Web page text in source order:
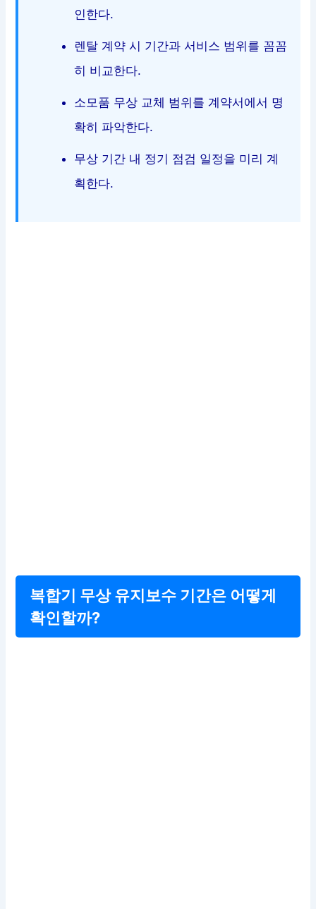
인한다.
렌탈 계약 시 기간과 서비스 범위를 꼼꼼
히 비교한다.
소모품 무상 교체 범위를 계약서에서 명
확히 파악한다.
무상 기간 내 정기 점검 일정을 미리 계
획한다.
복합기 무상 유지보수 기간은 어떻게
확인할까?